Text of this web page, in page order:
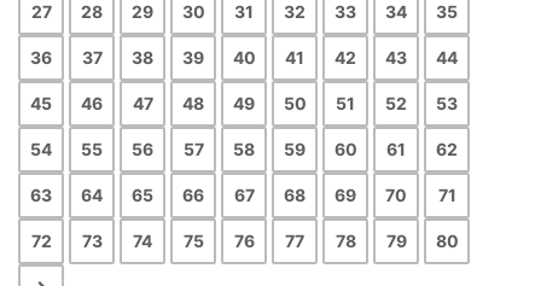
27 28 29 30 31 32 33 34 35
36 37 38 39 40 41 42 43 44
45 46 47 48 49 50 51 52 53
54 55 56 57 58 59 60 61 62
63 64 65 66 67 68 69 70 71
72 73 74 75 76 77 78 79 80